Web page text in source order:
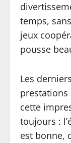
temps,
jeux
pousse
Les
prestations
cette
toujours :
est bonne,